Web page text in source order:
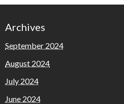
Archives
September 2024
August 2024
July 2024
June 2024